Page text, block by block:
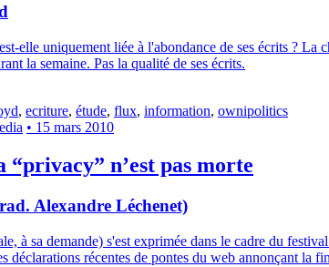
elle uniquement liée à l'abondance de ses écrits ?
la semaine. Pas la qualité de ses écrits.
, ecriture, étude, flux, information, ownipolitics
• 15 mars 2010
“privacy” n’est pas morte
Alexandre Léchenet)
à sa demande) s'est exprimée dans le cadre du
déclarations récentes de pontes du web annonçant la